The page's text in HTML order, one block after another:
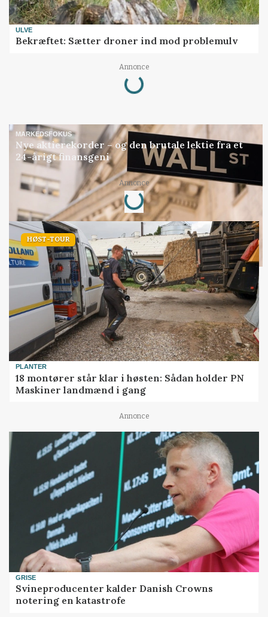
ULVE
Bekræftet: Sætter droner ind mod problemulv
Annonce
Loading...
MARKEDSFOKUS
Nye aktierekorder – og den brutale lektie fra et
24-årigt finansgeni
Annonce
Loading...
HØST-TOUR
PLANTER
18 montører står klar i høsten: Sådan holder PN
Maskiner landmænd i gang
Annonce
GRISE
Svineproducenter kalder Danish Crowns
notering en katastrofe